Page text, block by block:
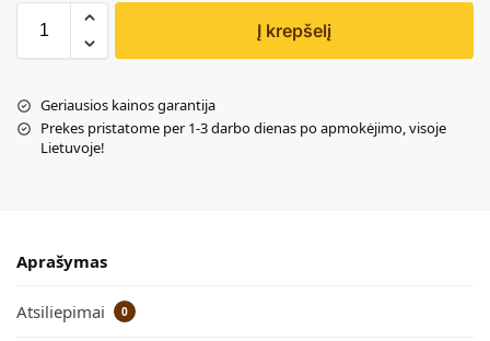
Į krepšelį
Geriausios kainos garantija
Prekes pristatome per 1-3 darbo dienas po apmokėjimo, visoje
Lietuvoje!
Aprašymas
Atsiliepimai 0